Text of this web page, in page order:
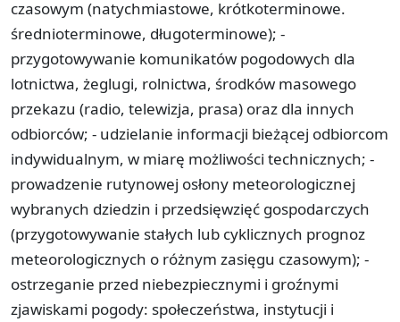
czasowym (natychmiastowe, krótkoterminowe.
średnioterminowe, długoterminowe); -
przygotowywanie komunikatów pogodowych dla
lotnictwa, żeglugi, rolnictwa, środków masowego
przekazu (radio, telewizja, prasa) oraz dla innych
odbiorców; - udzielanie informacji bieżącej odbiorcom
indywidualnym, w miarę możliwości technicznych; -
prowadzenie rutynowej osłony meteorologicznej
wybranych dziedzin i przedsięwzięć gospodarczych
(przygotowywanie stałych lub cyklicznych prognoz
meteorologicznych o różnym zasięgu czasowym); -
ostrzeganie przed niebezpiecznymi i groźnymi
zjawiskami pogody: społeczeństwa, instytucji i